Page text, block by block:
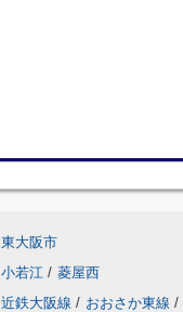
東大阪市
小若江 / 菱屋西
近鉄大阪線 / おおさか東線 /